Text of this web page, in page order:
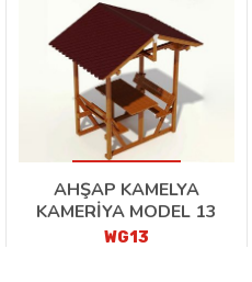
AHŞAP KAMELYA
KAMERİYA MODEL 13
WG13